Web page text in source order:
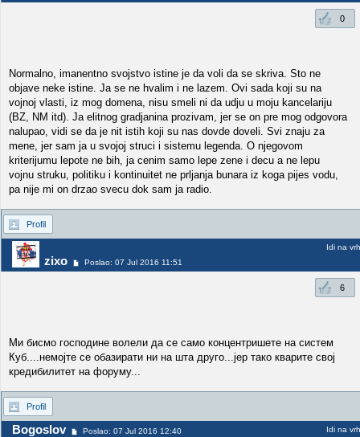
0
Normalno, imanentno svojstvo istine je da voli da se skriva. Sto ne
objave neke istine. Ja se ne hvalim i ne lazem. Ovi sada koji su na
vojnoj vlasti, iz mog domena, nisu smeli ni da udju u moju kancelariju
(BZ, NM itd). Ja elitnog gradjanina prozivam, jer se on pre mog odgovora
nalupao, vidi se da je nit istih koji su nas dovde doveli. Svi znaju za
mene, jer sam ja u svojoj struci i sistemu legenda. O njegovom
kriterijumu lepote ne bih, ja cenim samo lepe zene i decu a ne lepu
vojnu struku, politiku i kontinuitet ne prljanja bunara iz koga pijes vodu,
pa nije mi on drzao svecu dok sam ja radio.
Profil
zixo Poslao: 07 Jul 2016 11:51
Idi na vrh
6
Ми бисмо господине волели да се само концентришете на систем
Куб....немојте се обазирати ни на шта друго...јер тако кварите свој
кредибилитет на форуму...
Profil
Bogoslov Poslao: 07 Jul 2016 12:40 Idi na vrh